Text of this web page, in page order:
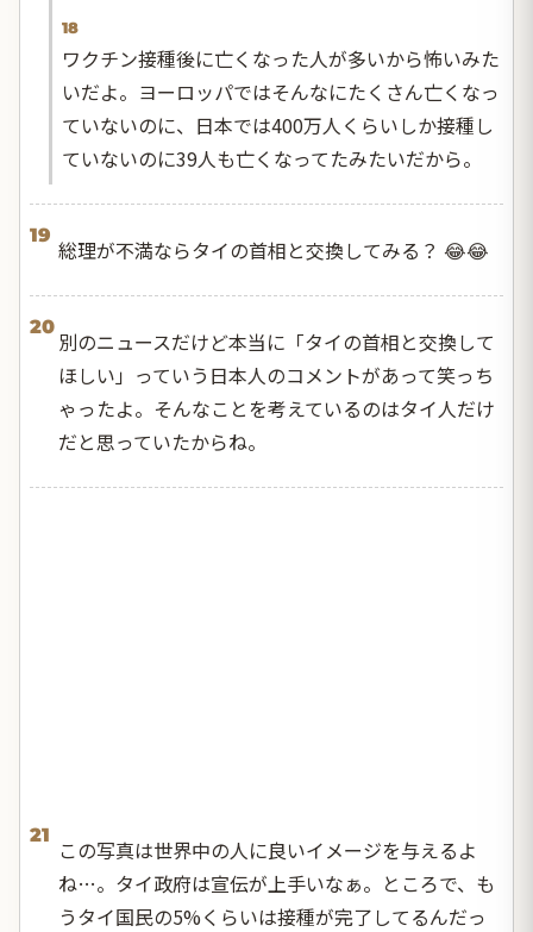
18
ワクチン接種後に亡くなった人が多いから怖いみた
いだよ。ヨーロッパではそんなにたくさん亡くなっ
ていないのに、日本では400万人くらいしか接種し
ていないのに39人も亡くなってたみたいだから。
19
総理が不満ならタイの首相と交換してみる？ 😂😂
20
別のニュースだけど本当に「タイの首相と交換して
ほしい」っていう日本人のコメントがあって笑っち
ゃったよ。そんなことを考えているのはタイ人だけ
だと思っていたからね。
21
この写真は世界中の人に良いイメージを与えるよ
ね…。タイ政府は宣伝が上手いなぁ。ところで、も
うタイ国民の5%くらいは接種が完了してるんだっ